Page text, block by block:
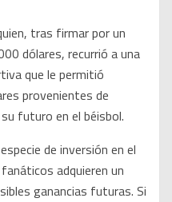
tras firmar por un
dólares, recurrió a una
que le permitió
provenientes de
futuro en el béisbol.
de inversión en el
adquieren un
ganancias futuras. Si